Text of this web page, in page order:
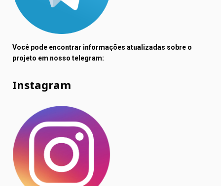
Você pode encontrar informações atualizadas sobre o
projeto em nosso telegram:
Instagram